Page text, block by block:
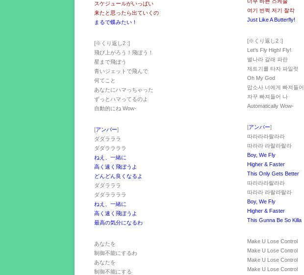
スケジュールがいっぱい
来たと思ったら出ていくの
まるで蝶みたい！
[※くり返し2 :]
飛び上がろう！飛ぼう！
星まで飛ぼう
青いジェットで飛んで
何てこと
あなたにハマっちゃった
ずっとハマってるのよ
自動的にね Wow-
[アンバー]
ダダラララ
ダダララララ
ねえ、一緒に
高く速く飛ぼうよ
どんどん良くなるよ
ダダラララ
ダダララララ
ねえ、一緒に
高く速く飛ぼうよ
最高の気分になるわ
あなたを
制御不能にするわ
あなたを
制御不能にする
여기 번쩍 저기 찰칵
Just Like A Butterfly!
[※くり返し2 :]
Let’s Fly High! Fly!
별나라 갈래 파란
제트기를 타자 파일럿
Oh My God
맙소사 너에게 빠져들어
자꾸 빠져들어 나
Automatically Wow-
[アンバー]
따라라라랄라라
따라라 라랄라랄라
Boy, We Fly
Higher & Faster
This Only Gets Better
따라라라랄라라
따라라 라랄라랄라
Boy, We Fly
Higher & Faster
This Gunna Be So Killa
Make U Lose Control
Make U Lose Control
Make U Lose Control
Make U Lose Control